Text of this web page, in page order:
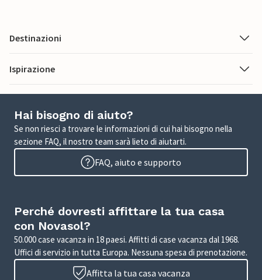
Destinazioni
Ispirazione
Hai bisogno di aiuto?
Se non riesci a trovare le informazioni di cui hai bisogno nella
sezione FAQ, il nostro team sarà lieto di aiutarti.
FAQ, aiuto e supporto
Perché dovresti affittare la tua casa
con Novasol?
50.000 case vacanza in 18 paesi. Affitti di case vacanza dal 1968.
Uffici di servizio in tutta Europa. Nessuna spesa di prenotazione.
Affitta la tua casa vacanza